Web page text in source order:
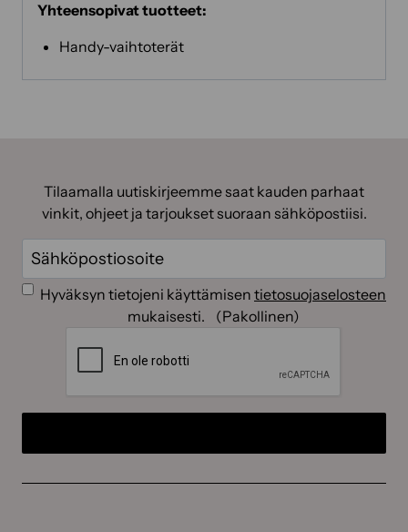
Yhteensopivat tuotteet:
Handy-vaihtoterät
Tilaamalla uutiskirjeemme saat kauden parhaat
vinkit, ohjeet ja tarjoukset suoraan sähköpostiisi.
Sähköposti
(Pakollinen)
Suostumus (Pakollinen)
Hyväksyn tietojeni käyttämisen tietosuojaselosteen
mukaisesti.
(Pakollinen)